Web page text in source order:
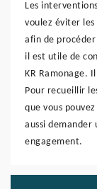
Les
voulez éviter les
afin de
il est utile de
KR Ramonage.
Pour recueillir
que vous
aussi
engagement.